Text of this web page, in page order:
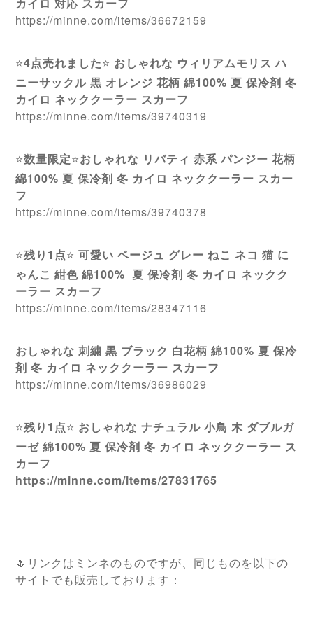
https://minne.com/items/36672159
⭐️4点売れました⭐️ おしゃれな ウィリアムモリス ハ
ニーサックル 黒 オレンジ 花柄 綿100% 夏 保冷剤 冬
カイロ ネッククーラー スカーフ
https://minne.com/items/39740319
⭐️数量限定⭐️おしゃれな リバティ 赤系 パンジー 花柄
綿100% 夏 保冷剤 冬 カイロ ネッククーラー スカー
フ
https://minne.com/items/39740378
⭐️残り1点⭐️ 可愛い ベージュ グレー ねこ ネコ 猫 に
ゃんこ 紺色 綿100% 夏 保冷剤 冬 カイロ ネックク
ーラー スカーフ
https://minne.com/items/28347116
おしゃれな 刺繍 黒 ブラック 白花柄 綿100% 夏 保冷
剤 冬 カイロ ネッククーラー スカーフ
https://minne.com/items/36986029
⭐️残り1点⭐️ おしゃれな ナチュラル 小鳥 木 ダブルガ
ーゼ 綿100% 夏 保冷剤 冬 カイロ ネッククーラー ス
カーフ
https://minne.com/items/27831765
🌷リンクはミンネのものですが、同じものを以下の
サイトでも販売しております：